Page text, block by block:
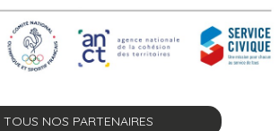
TOUS NOS PARTENAIRES